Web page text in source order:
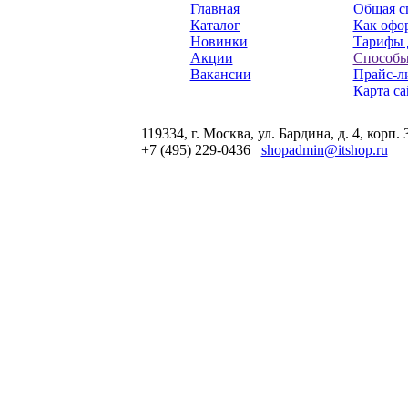
Главная
Каталог
Новинки
Акции
Вакансии
Общая
Как
Тарифы
Прайс-
Карта
119334, г. Москва, ул. Бардина, д. 4, корп.
+7 (495) 229-0436 shopadmin@itshop.ru